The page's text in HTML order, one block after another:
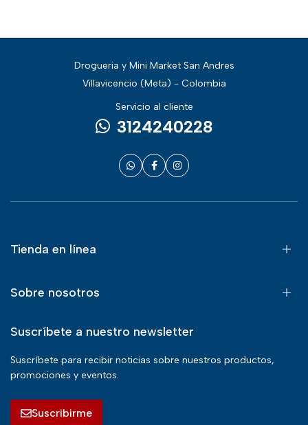
Drogueria y Mini Market San Andres
Villavicencio (Meta) - Colombia
Servicio al cliente
3124240228
Tienda en línea
Sobre nosotros
Suscríbete a nuestro newsletter
Suscríbete para recibir noticias sobre nuestros productos,
promociones y eventos.
Suscribirme